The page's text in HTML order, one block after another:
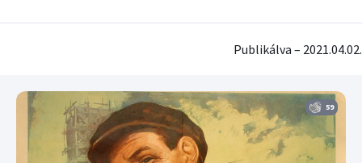
Publikálva – 2021.04.02.
59